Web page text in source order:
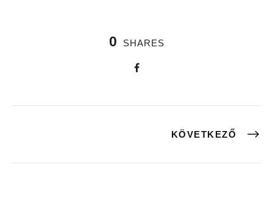
0 SHARES
KÖVETKEZŐ